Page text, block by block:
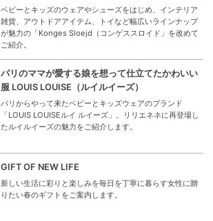
ベビーとキッズのウェアやシューズをはじめ、インテリア
雑貨、アウトドアアイテム、トイなど幅広いラインナップ
が魅力の「Konges Sloejd（コンゲススロイド」を改めて
ご紹介。
パリのママが愛する娘を想って仕立てたかわいい
服 LOUIS LOUISE（ルイルイーズ）
パリからやって来たベビーとキッズウェアのブランド
「LOUIS LOUISEルイ ルイーズ」。リリエネネに再登場し
たルイルイーズの魅力をご紹介します。
GIFT OF NEW LIFE
新しい生活に彩りと楽しみを毎日を丁寧に暮らす女性に贈
りたい春のギフトをご案内します。